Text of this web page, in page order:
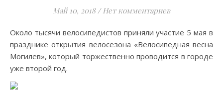
Май 10, 2018 / Нет комментариев
Около тысячи велосипедистов приняли участие 5 мая в
празднике открытия велосезона «Велосипедная весна
Могилев», который торжественно проводится в городе
уже второй год.